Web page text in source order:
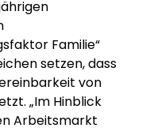
Familie“
setzen, dass
von
„Im Hinblick
Arbeitsmarkt